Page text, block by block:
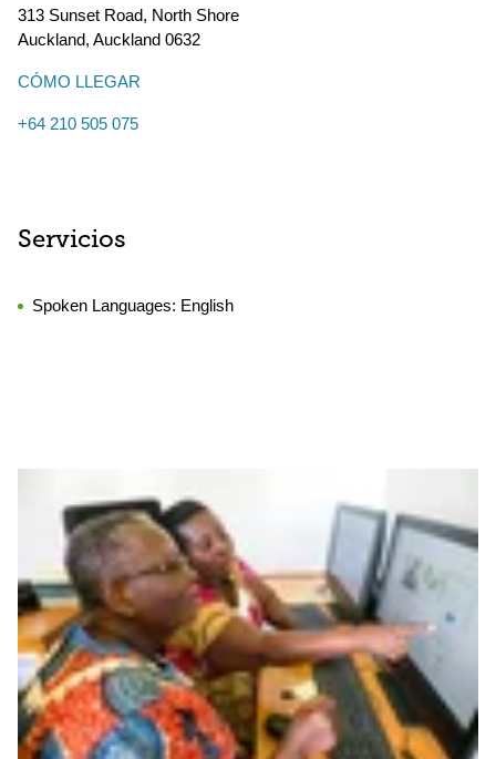
313 Sunset Road, North Shore
Auckland, Auckland 0632
CÓMO LLEGAR
+64 210 505 075
Servicios
Spoken Languages: English